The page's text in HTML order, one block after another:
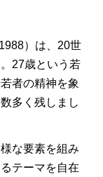
）は、20世
27歳という若
者の精神を象
多く残しまし
な要素を組み
テーマを自在